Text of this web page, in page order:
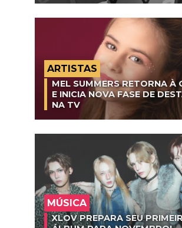
ARTISTAS
MEL SUMMERS RETORNA À
E INICIA NOVA FASE DE
NA TV
MÚSICA
XLOV PREPARA SEU